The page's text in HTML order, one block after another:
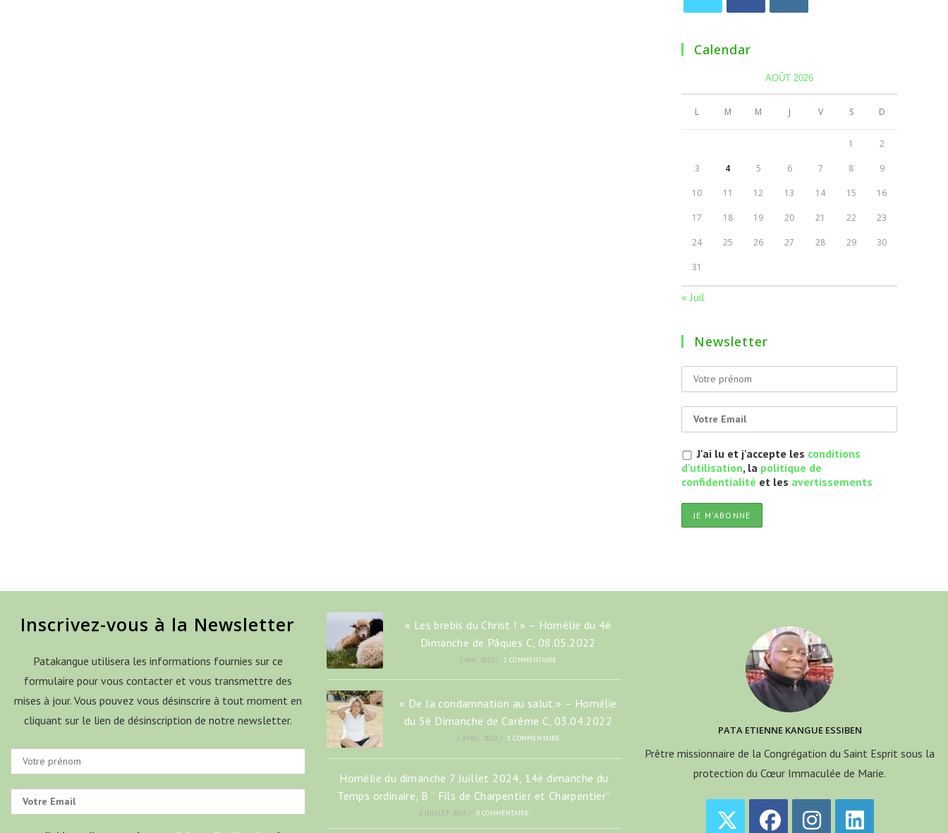
Calendar
AOÛT 2026
L M M J V S D
1 2
3 4 5 6 7 8 9
10 11 12 13 14 15 16
17 18 19 20 21 22 23
24 25 26 27 28 29 30
31
« Juil
Newsletter
J'ai lu et j'accepte les conditions
d'utilisation, la politique de
confidentialité et les avertissements
Inscrivez-vous à la Newsletter
Patakangue utilisera les informations fournies sur ce
formulaire pour vous contacter et vous transmettre des
mises à jour. Vous pouvez vous désinscrire à tout moment en
cliquant sur le lien de désinscription de notre newsletter.
« Les brebis du Christ ! » – Homélie du 4è
Dimanche de Pâques C, 08.05.2022
7 MAI 2022 / 1 COMMENTAIRE
« De la condamnation au salut.» – Homélie
du 5è Dimanche de Carême C, 03.04.2022
2 AVRIL 2022 / 1 COMMENTAIRE
Homélie du dimanche 7 Juillet 2024, 14è dimanche du
Temps ordinaire, B “ Fils de Charpentier et Charpentier”
6 JUILLET 2024 / 0 COMMENTAIRE
PATA ETIENNE KANGUE ESSIBEN
Prêtre missionnaire de la Congrégation du Saint Esprit sous la
protection du Cœur Immaculée de Marie.